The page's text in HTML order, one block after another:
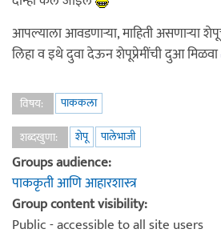
आपल्याला आवडणार्‍या, माहिती असणार्‍या
लिहा व इथे दुवा देऊन शेपूप्रेमींची दुआ मिळवा
विषय:
पाककला
शब्दखुणा:
शेपू पालेभाजी
Groups audience:
पाककृती आणि आहारशास्त्र
Group content visibility:
Public - accessible to all site users